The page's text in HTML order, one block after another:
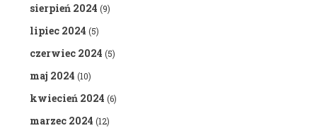
sierpień 2024 (9)
lipiec 2024 (5)
czerwiec 2024 (5)
maj 2024 (10)
kwiecień 2024 (6)
marzec 2024 (12)